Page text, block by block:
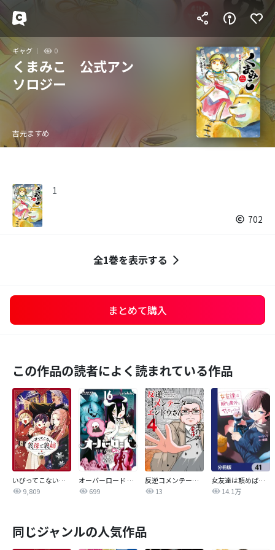
ギャグ 0
くまみこ 公式アン
ソロジー
吉元ますめ
1
702
全1巻を表示する
まとめて購入
この作品の読者によく読まれている作品
いびってこない義母と義姉
9,809
オーバーロード 不死者のOh!
699
反逆コメンテーターエンドウさん
13
女友達は頼めば意外とヤらせてくれる【分冊版】
14.1万
同じジャンルの人気作品